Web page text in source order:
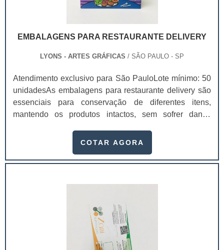
calendário permite seguir uma ordem cronológica de
dividido o tempo. No mundo ocidental, o calendário
mais usado é o calendário gregoriano.
EMBALAGENS PARA RESTAURANTE DELIVERY
LYONS - ARTES GRÁFICAS / SÃO PAULO - SP
Atendimento exclusivo para São PauloLote mínimo: 50
unidadesAs embalagens para restaurante delivery são
essenciais para conservação de diferentes itens,
mantendo os produtos intactos, sem sofrer danos
casa dos clientes.Elas são excelentes para o transporte
por entregadores com agilidade e rapidez. Para
pesquisa e encontre aquela que tem o melhor
embalagens deliveryUm dos principais benefícios na
compra das embalagens para restaurante é a
divulgação gratuita da empresa. Na embalagem
personalizada será possível divulgar o site, telefone e
COTAR AGORA